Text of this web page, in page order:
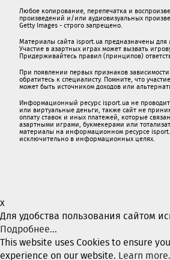
Любое копирование, перепечатка и
произведений и/или аудиовизуальных
Getty Images - строго запрещено.
Материалы сайта isport.ua предназначены для
Участие в азартных играх может вызвать
Придерживайтесь правил (принципов)
При появлении первых признаков
обратитесь к специалисту. Помните, что
может быть источником доходов или
Информационный ресурс isport.ua не
или виртуальные деньги, также сайт не
oплaту ставок и иных платежей, которые
азартными игрaми, букмекерами или
материалы на информационном ресурсе
исключительно в информационных целях.
x
Для удобства пользования сайтом
Подробнее...
This website uses Cookies to ensure
experience on our website. Learn